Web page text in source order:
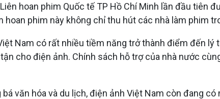
hoan phim Quốc tế TP Hồ Chí Minh lần đầu
hoan phim này không chỉ thu hút các nhà làm phim
Nam có rất nhiều tiềm năng trở thành điểm đến
cho điện ảnh. Chính sách hỗ trợ của nhà nước
văn hóa và du lịch, điện ảnh Việt Nam còn đang